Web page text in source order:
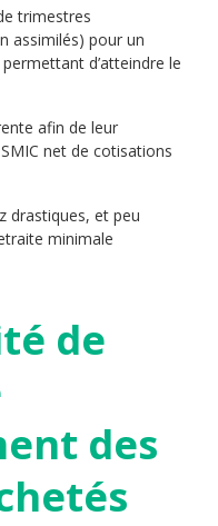
trimestres
assimilés) pour un
d’atteindre le
afin de leur
net de cotisations
drastiques, et peu
minimale
de
des